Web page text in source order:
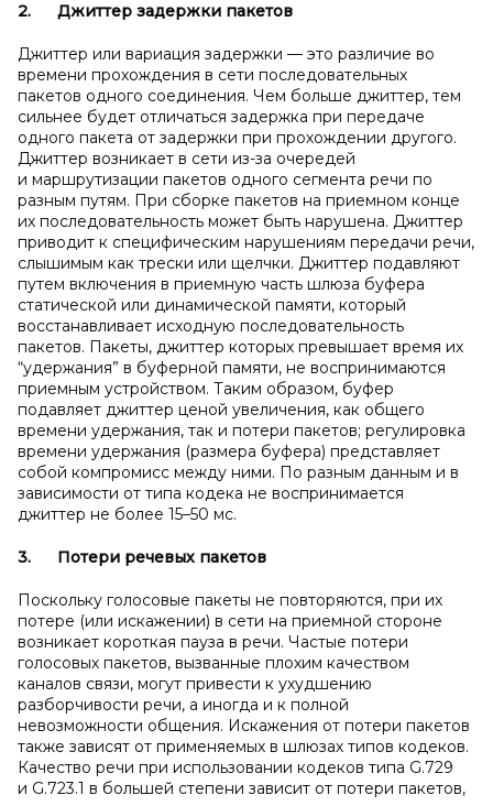
2. Джиттер задержки пакетов
Джиттер или вариация задержки — это различие во
времени прохождения в сети последовательных
пакетов одного соединения. Чем больше джиттер, тем
сильнее будет отличаться задержка при передаче
одного пакета от задержки при прохождении другого.
Джиттер возникает в сети из-за очередей
и маршрутизации пакетов одного сегмента речи по
разным путям. При сборке пакетов на приемном конце
их последовательность может быть нарушена. Джиттер
приводит к специфическим нарушениям передачи речи,
слышимым как трески или щелчки. Джиттер подавляют
путем включения в приемную часть шлюза буфера
статической или динамической памяти, который
восстанавливает исходную последовательность
пакетов. Пакеты, джиттер которых превышает время их
“удержания” в буферной памяти, не воспринимаются
приемным устройством. Таким образом, буфер
подавляет джиттер ценой увеличения, как общего
времени удержания, так и потери пакетов; регулировка
времени удержания (размера буфера) представляет
собой компромисс между ними. По разным данным и в
зависимости от типа кодека не воспринимается
джиттер не более 15–50 мс.
3. Потери речевых пакетов
Поскольку голосовые пакеты не повторяются, при их
потере (или искажении) в сети на приемной стороне
возникает короткая пауза в речи. Частые потери
голосовых пакетов, вызванные плохим качеством
каналов связи, могут привести к ухудшению
разборчивости речи, а иногда и к полной
невозможности общения. Искажения от потери пакетов
также зависят от применяемых в шлюзах типов кодеков.
Качество речи при использовании кодеков типа G.729
и G.723.1 в большей степени зависит от потери пакетов,